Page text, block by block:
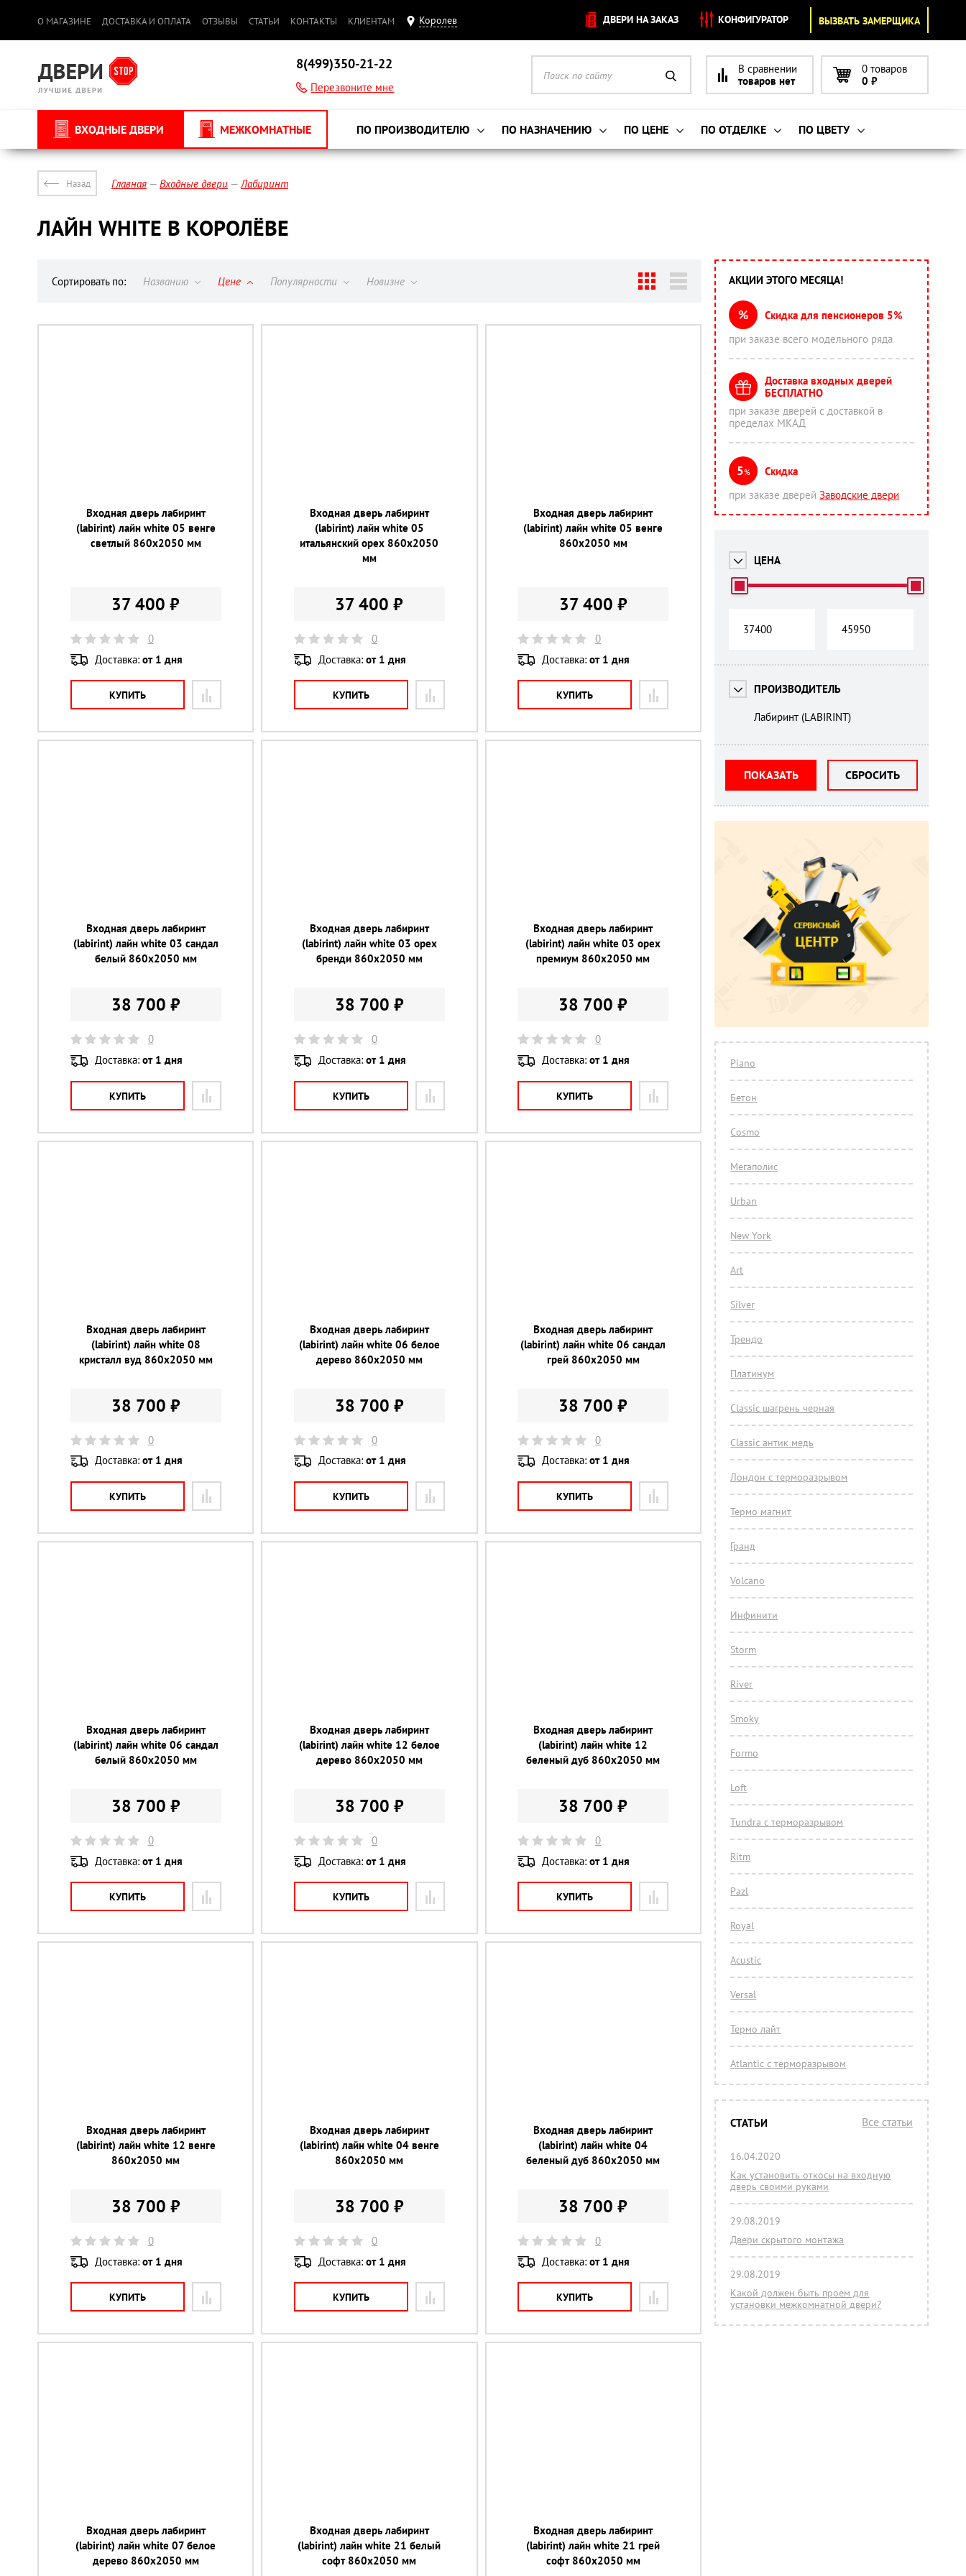
О МАГАЗИНЕ ДОСТАВКА И ОПЛАТА ОТЗЫВЫ СТАТЬИ КОНТАКТЫ КЛИЕНТАМ Королев ДВЕРИ НА ЗАКАЗ КОНФИГУРАТОР ВЫЗВАТЬ ЗАМЕРЩИКА
8(499)350-21-22
Перезвоните мне
В сравнении
товаров нет
0 товаров
0 ₽
ВХОДНЫЕ ДВЕРИ ПО ПРОИЗВОДИТЕЛЮ ПО НАЗНАЧЕНИЮ ПО ЦЕНЕ ПО ОТДЕЛКЕ ПО ЦВЕТУ
МЕЖКОМНАТНЫЕ
Назад Главная Входные двери Лабиринт
ЛАЙН WHITE В КОРОЛЁВЕ
Сортировать по: Названию Цене Популярности Новизне
Входная дверь лабиринт
(labirint) лайн white 05 венге
светлый 860х2050 мм
37 400 ₽
0
Доставка: от 1 дня
КУПИТЬ
Входная дверь лабиринт
(labirint) лайн white 05
итальянский орех 860х2050
мм
37 400 ₽
0
Доставка: от 1 дня
КУПИТЬ
Входная дверь лабиринт
(labirint) лайн white 05 венге
860х2050 мм
37 400 ₽
0
Доставка:от 1 дня
КУПИТЬ
Входная дверь лабиринт
(labirint) лайн white 03 сандал
белый 860х2050 мм
38 700 ₽
0
Доставка: от 1 дня
КУПИТЬ
Входная дверь лабиринт
(labirint) лайн white 03 орех
бренди 860х2050 мм
38 700 ₽
0
Доставка: от 1 дня
КУПИТЬ
Входная дверь лабиринт
(labirint) лайн white 03 орех
премиум 860х2050 мм
38 700 ₽
0
Доставка:от 1 дня
КУПИТЬ
Входная дверь лабиринт
(labirint) лайн white 08
кристалл вуд 860х2050 мм
38 700 ₽
0
Доставка: от 1 дня
КУПИТЬ
Входная дверь лабиринт
(labirint) лайн white 06 белое
дерево 860х2050 мм
38 700 ₽
0
Доставка: от 1 дня
КУПИТЬ
Входная дверь лабиринт
(labirint) лайн white 06 сандал
грей 860х2050 мм
38 700 ₽
0
Доставка:от 1 дня
КУПИТЬ
Входная дверь лабиринт
(labirint) лайн white 06 сандал
белый 860х2050 мм
38 700 ₽
0
Доставка: от 1 дня
КУПИТЬ
Входная дверь лабиринт
(labirint) лайн white 12 белое
дерево 860х2050 мм
38 700 ₽
0
Доставка: от 1 дня
КУПИТЬ
Входная дверь лабиринт
(labirint) лайн white 12
беленый дуб 860х2050 мм
38 700 ₽
0
Доставка:от 1 дня
КУПИТЬ
Входная дверь лабиринт
(labirint) лайн white 12 венге
860х2050 мм
38 700 ₽
0
Доставка: от 1 дня
КУПИТЬ
Входная дверь лабиринт
(labirint) лайн white 04 венге
860х2050 мм
38 700 ₽
0
Доставка: от 1 дня
КУПИТЬ
Входная дверь лабиринт
(labirint) лайн white 04
беленый дуб 860х2050 мм
38 700 ₽
0
Доставка:от 1 дня
КУПИТЬ
Входная дверь лабиринт
(labirint) лайн white 07 белое
дерево 860х2050 мм
Входная дверь лабиринт
(labirint) лайн white 21 белый
софт 860х2050 мм
Входная дверь лабиринт
(labirint) лайн white 21 грей
софт 860х2050 мм
АКЦИИ ЭТОГО МЕСЯЦА!
%
Скидка для пенсионеров 5%
при заказе всего модельного ряда
Доставка входных дверей
БЕСПЛАТНО
при заказе дверей с доставкой в
пределах МКАД
5%
Скидка
при заказе дверейЗаводские двери
ЦЕНА
ПРОИЗВОДИТЕЛЬ
Лабиринт (LABIRINT)
ПОКАЗАТЬ СБРОСИТЬ
Piano
Бетон
Cosmo
Мегаполис
Urban
New York
Art
Silver
Трендо
Платинум
Classic шагрень черная
Classic антик медь
Лондон с терморазрывом
Термо магнит
Гранд
Volcano
Инфинити
Storm
River
Smoky
Formo
Loft
Tundra с терморазрывом
Ritm
Pazl
Royal
Acustic
Versal
Термо лайт
Atlantic с терморазрывом
СТАТЬИ Все статьи
16.04.2020
Как установить откосы на входную
дверь своими руками
29.08.2019
Двери скрытого монтажа
29.08.2019
Какой должен быть проем для
установки межкомнатной двери?